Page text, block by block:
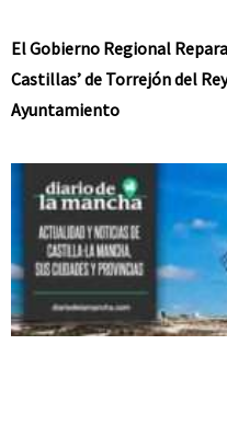
El Gobierno Regional
Castillas’ de Torrejón del
Ayuntamiento